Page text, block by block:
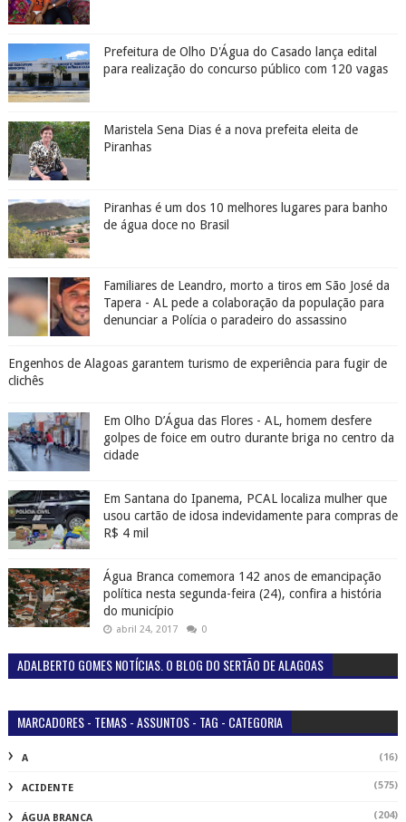
Prefeitura de Olho D'Água do Casado lança edital
para realização do concurso público com 120 vagas
Maristela Sena Dias é a nova prefeita eleita de
Piranhas
Piranhas é um dos 10 melhores lugares para banho
de água doce no Brasil
Familiares de Leandro, morto a tiros em São José da
Tapera - AL pede a colaboração da população para
denunciar a Polícia o paradeiro do assassino
Engenhos de Alagoas garantem turismo de experiência para fugir de
clichês
Em Olho D’Água das Flores - AL, homem desfere
golpes de foice em outro durante briga no centro da
cidade
Em Santana do Ipanema, PCAL localiza mulher que
usou cartão de idosa indevidamente para compras de
R$ 4 mil
Água Branca comemora 142 anos de emancipação
política nesta segunda-feira (24), confira a história
do município
abril 24, 2017 0
ADALBERTO GOMES NOTÍCIAS. O BLOG DO SERTÃO DE ALAGOAS
MARCADORES - TEMAS - ASSUNTOS - TAG - CATEGORIA
A (16)
ACIDENTE (575)
ÁGUA BRANCA (204)